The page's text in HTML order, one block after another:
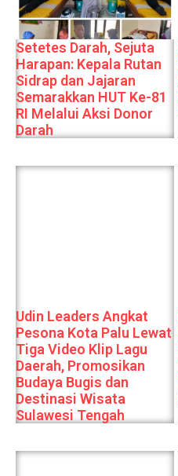
Setetes Darah, Sejuta
Harapan: Kepala Rutan
Sidrap dan Jajaran
Semarakkan HUT Ke-81
RI Melalui Aksi Donor
Darah
Udin Leaders Angkat
Pesona Kota Palu Lewat
Tiga Video Klip Lagu
Daerah, Promosikan
Budaya Bugis dan
Destinasi Wisata
Sulawesi Tengah